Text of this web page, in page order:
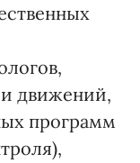
движений,
программ